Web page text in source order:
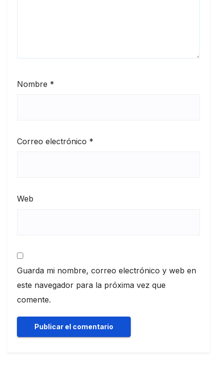
Nombre *
Correo electrónico *
Web
Guarda mi nombre, correo electrónico y web en
este navegador para la próxima vez que
comente.